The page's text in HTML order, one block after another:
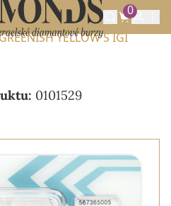
0
POLODRAHOKAMY
YELLOW S IGI
0101529